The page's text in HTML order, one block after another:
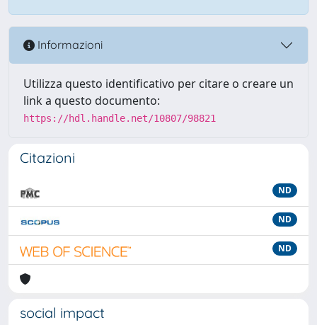
Informazioni
Utilizza questo identificativo per citare o creare un
link a questo documento:
https://hdl.handle.net/10807/98821
Citazioni
ND
ND
ND
social impact